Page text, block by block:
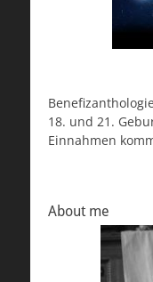
18. und 21.
Einnahmen
About me